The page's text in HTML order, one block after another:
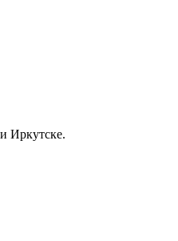
Иркутске.